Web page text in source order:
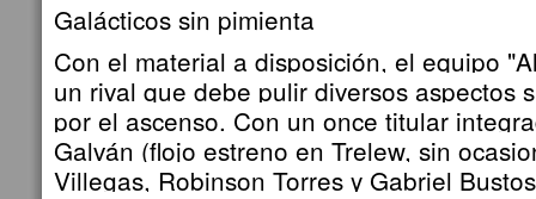
Galácticos sin pimienta
Con el material a disposición, el equipo
un rival que debe pulir diversos aspectos
por el ascenso. Con un once titular
Galván (flojo estreno en Trelew, sin
Villegas, Robinson Torres y Gabriel